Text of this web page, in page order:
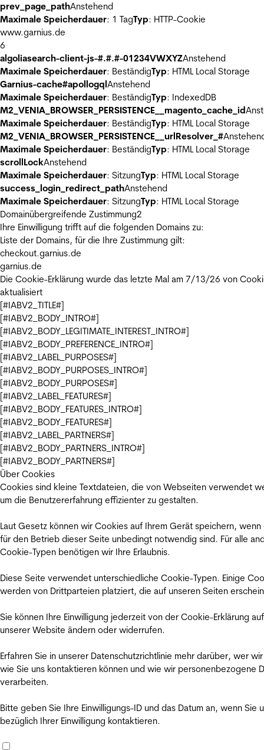
prev_page_pathAnstehend
Maximale Speicherdauer: 1 TagTyp: HTTP-Cookie
www.garnius.de
6
algoliasearch-client-js-#.#.#-01234VWXYZAnstehend
Maximale Speicherdauer: BeständigTyp: HTML Local Storage
Garnius-cache#apollogqlAnstehend
Maximale Speicherdauer: BeständigTyp: IndexedDB
M2_VENIA_BROWSER_PERSISTENCE__magento_cache_id
Maximale Speicherdauer: BeständigTyp: HTML Local Storage
M2_VENIA_BROWSER_PERSISTENCE__urlResolver_#
Maximale Speicherdauer: BeständigTyp: HTML Local Storage
scrollLockAnstehend
Maximale Speicherdauer: SitzungTyp: HTML Local Storage
success_login_redirect_pathAnstehend
Maximale Speicherdauer: SitzungTyp: HTML Local Storage
Domainübergreifende Zustimmung2
Ihre Einwilligung trifft auf die folgenden Domains zu:
Liste der Domains, für die Ihre Zustimmung gilt:
checkout.garnius.de
garnius.de
Die Cookie-Erklärung wurde das letzte Mal am 7/13/26 von
aktualisiert
[#IABV2_TITLE#]
[#IABV2_BODY_INTRO#]
[#IABV2_BODY_LEGITIMATE_INTEREST_INTRO#]
[#IABV2_BODY_PREFERENCE_INTRO#]
[#IABV2_LABEL_PURPOSES#]
[#IABV2_BODY_PURPOSES_INTRO#]
[#IABV2_BODY_PURPOSES#]
[#IABV2_LABEL_FEATURES#]
[#IABV2_BODY_FEATURES_INTRO#]
[#IABV2_BODY_FEATURES#]
[#IABV2_LABEL_PARTNERS#]
[#IABV2_BODY_PARTNERS_INTRO#]
[#IABV2_BODY_PARTNERS#]
Über Cookies
Cookies sind kleine Textdateien, die von Webseiten verwendet
um die Benutzererfahrung effizienter zu gestalten.
Laut Gesetz können wir Cookies auf Ihrem Gerät speichern, wenn
für den Betrieb dieser Seite unbedingt notwendig sind. Für alle
Cookie-Typen benötigen wir Ihre Erlaubnis.
Diese Seite verwendet unterschiedliche Cookie-Typen. Einige
werden von Drittparteien platziert, die auf unseren Seiten
Sie können Ihre Einwilligung jederzeit von der Cookie-Erklärung auf
unserer Website ändern oder widerrufen.
Erfahren Sie in unserer Datenschutzrichtlinie mehr darüber, wer
wie Sie uns kontaktieren können und wie wir personenbezogene
verarbeiten.
Bitte geben Sie Ihre Einwilligungs-ID und das Datum an, wenn Sie
bezüglich Ihrer Einwilligung kontaktieren.